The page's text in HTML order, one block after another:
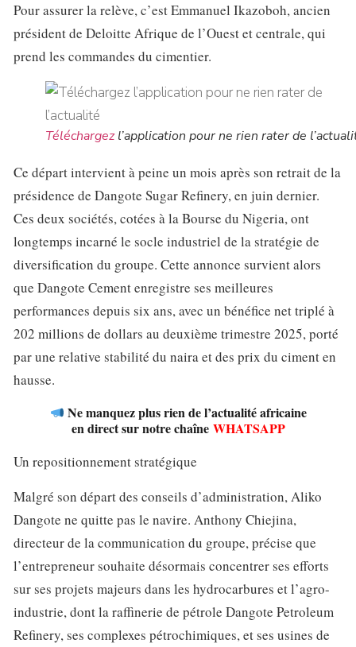
Pour assurer la relève, c’est Emmanuel Ikazoboh, ancien
président de Deloitte Afrique de l’Ouest et centrale, qui
prend les commandes du cimentier.
Téléchargezl’application pour ne rien rater de
Ce départ intervient à peine un mois après son retrait de la
présidence de Dangote Sugar Refinery, en juin dernier.
Ces deux sociétés, cotées à la Bourse du Nigeria, ont
longtemps incarné le socle industriel de la stratégie de
diversification du groupe. Cette annonce survient alors
que Dangote Cement enregistre ses meilleures
performances depuis six ans, avec un bénéfice net triplé à
202 millions de dollars au deuxième trimestre 2025, porté
par une relative stabilité du naira et des prix du ciment en
hausse.
Ne manquez plus rien de l’actualité africaine
en direct sur notre chaîne WHATSAPP
Un repositionnement stratégique
Malgré son départ des conseils d’administration, Aliko
Dangote ne quitte pas le navire. Anthony Chiejina,
directeur de la communication du groupe, précise que
l’entrepreneur souhaite désormais concentrer ses efforts
sur ses projets majeurs dans les hydrocarbures et l’agro-
industrie, dont la raffinerie de pétrole Dangote Petroleum
Refinery, ses complexes pétrochimiques, et ses usines de